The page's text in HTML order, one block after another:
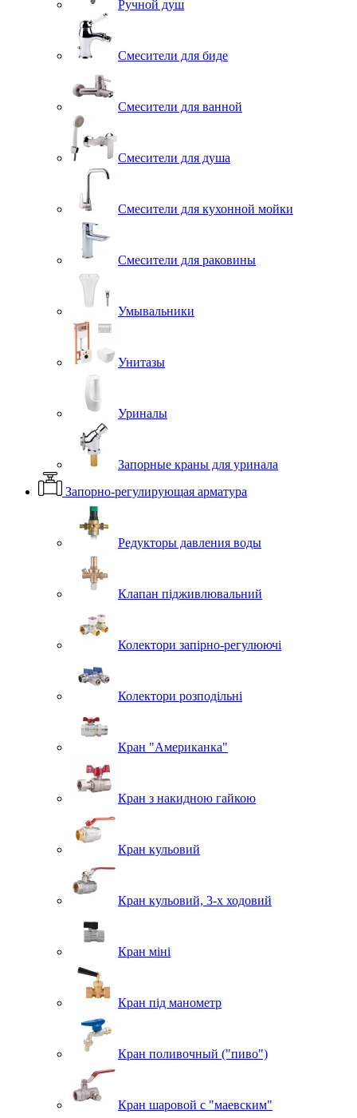
Ручной душ
Смесители для биде
Смесители для ванной
Смесители для душа
Смесители для кухонной мойки
Смесители для раковины
Умывальники
Унитазы
Уриналы
Запорные краны для уринала
Запорно-регулирующая арматура
Редукторы давления воды
Клапан підживлювальний
Колектори запірно-регулюючі
Колектори розподільні
Кран "Американка"
Кран з накидною гайкою
Кран кульовий
Кран кульовий, 3-х ходовий
Кран міні
Кран під манометр
Кран поливочный ("пиво")
Кран шаровой с "маевским"